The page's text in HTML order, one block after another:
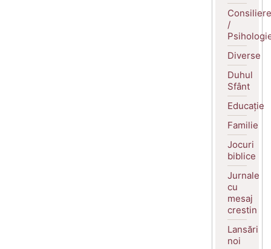
Consiliere
/
Diverse
Duhul
Sfânt
Educație
Familie
Jocuri
biblice
Jurnale
cu
mesaj
crestin
Lansări
noi